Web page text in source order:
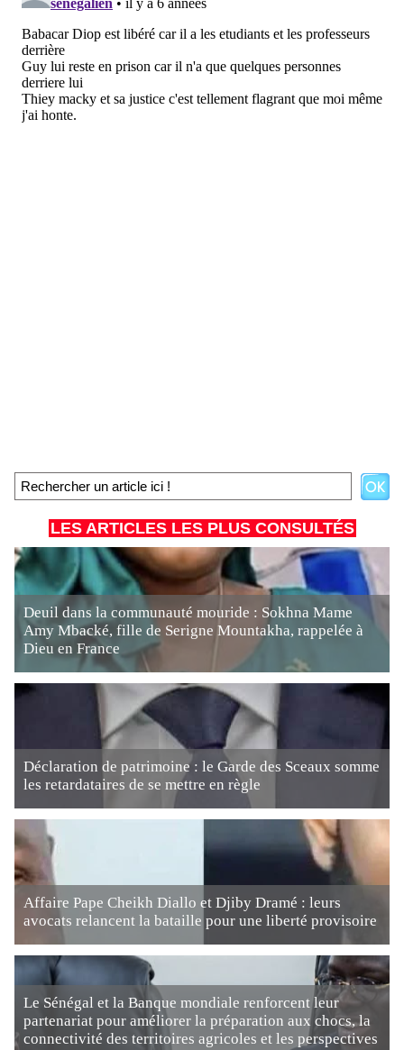
LES ARTICLES LES PLUS CONSULTÉS
Deuil dans la communauté mouride : Sokhna Mame
Amy Mbacké, fille de Serigne Mountakha, rappelée à
Dieu en France
Déclaration de patrimoine : le Garde des Sceaux somme
les retardataires de se mettre en règle
Affaire Pape Cheikh Diallo et Djiby Dramé : leurs
avocats relancent la bataille pour une liberté provisoire
Le Sénégal et la Banque mondiale renforcent leur
partenariat pour améliorer la préparation aux chocs, la
connectivité des territoires agricoles et les perspectives